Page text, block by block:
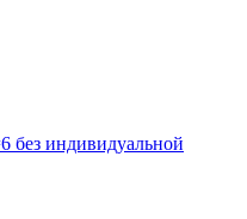
без индивидуальной